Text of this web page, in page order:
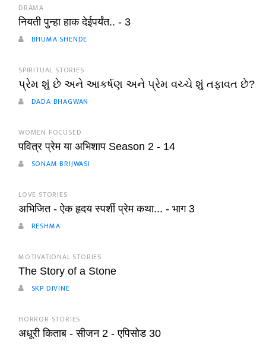
DRAMA
नियती पुन्हा हाक देईपर्यंत.. - 3
BHUMA SHENDE
SPIRITUAL STORIES
પ્રેમ શું છે અને આકર્ષણ અને પ્રેમ વચ્ચે શું તફાવત છે?
DADA BHAGWAN
WOMEN FOCUSED
पवित्र प्रेम या अभिशाप Season 2 - 14
SONAM BRIJWASI
LOVE STORIES
अभिजित - ऐक हृदय स्पर्शी प्रेम कथा... - भाग 3
RESHMA
MOTIVATIONAL STORIES
The Story of a Stone
SKP DIVINE
HORROR STORIES
अधूरी किताब - सीजन 2 - एपिसोड 30